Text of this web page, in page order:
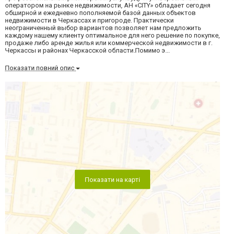
оператором на рынке недвижимости, АН «CITY» обладает сегодня
обширной и ежедневно пополняемой базой данных объектов
недвижимости в Черкассах и пригороде. Практически
неограниченный выбор вариантов позволяет нам предложить
каждому нашему клиенту оптимальное для него решение по покупке,
продаже либо аренде жилья или коммерческой недвижимости в г.
Черкассы и районах Черкасской области.Помимо э...
Показати повний опис
Показати на карті